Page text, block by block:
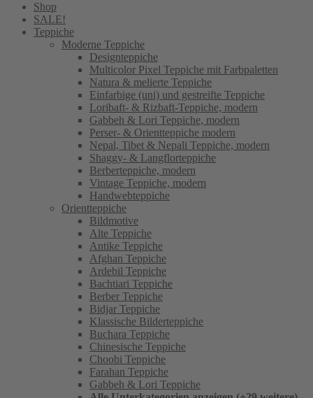
Shop
SALE!
Teppiche
Moderne Teppiche
Designteppiche
Multicolor Pixel Teppiche mit Farbpaletten
Natura & melierte Teppiche
Einfarbige (uni) und gestreifte Teppiche
Loribaft- & Rizbaft-Teppiche, modern
Gabbeh & Lori Teppiche, modern
Perser- & Orientteppiche modern
Nepal, Tibet & Nepali Teppiche, modern
Shaggy- & Langflorteppiche
Berberteppiche, modern
Vintage Teppiche, modern
Handwebteppiche
Orientteppiche
Bildmotive
Alte Teppiche
Antike Teppiche
Afghan Teppiche
Ardebil Teppiche
Bachtiari Teppiche
Berber Teppiche
Bidjar Teppiche
Klassische Bilderteppiche
Buchara Teppiche
Chinesische Teppiche
Choobi Teppiche
Farahan Teppiche
Gabbeh & Lori Teppiche